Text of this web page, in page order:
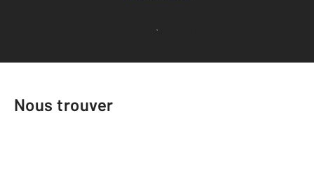
Voir tous les avis clients
Nous trouver